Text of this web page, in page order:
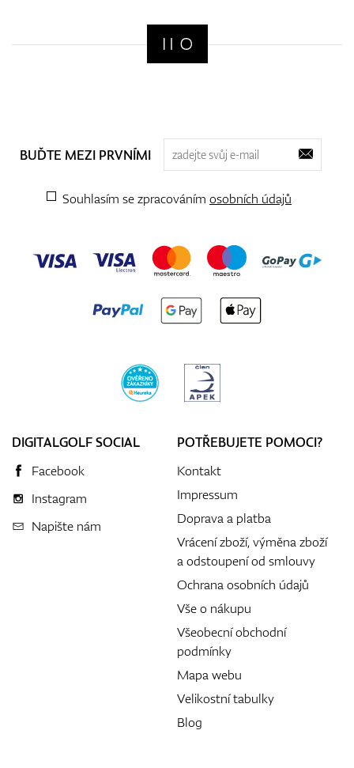
BUĎTE MEZI PRVNÍMI
Souhlasím se zpracováním osobních údajů
DIGITALGOLF SOCIAL
Facebook
Instagram
Napište nám
POTŘEBUJETE POMOCI?
Kontakt
Impressum
Doprava a platba
Vrácení zboží, výměna zboží
a odstoupení od smlouvy
Ochrana osobních údajů
Vše o nákupu
Všeobecní obchodní
podmínky
Mapa webu
Velikostní tabulky
Blog